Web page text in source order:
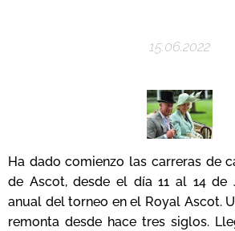
15.06.2022
Ha dado comienzo las carreras de
de Ascot, desde el día 11 al 14
anual del torneo en el Royal Ascot.
remonta desde hace tres siglos.